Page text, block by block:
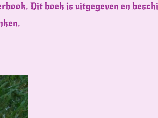
Dit boek is uitgegeven en